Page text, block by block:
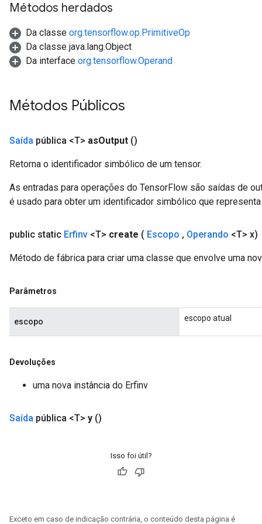
Métodos herdados
Da classe org.tensorflow.op.PrimitiveOp
Da classe java.lang.Object
Da interface org.tensorflow.Operand
Métodos Públicos
Saída pública <T> asOutput ()
Retorna o identificador simbólico de um tensor.
As entradas para operações do TensorFlow são saídas de
é usado para obter um identificador simbólico que
public static Erfinv <T> create ( Escopo , Operando <T> x)
Método de fábrica para criar uma classe que envolve uma
Parâmetros
escopo escopo atual
Devoluções
uma nova instância do Erfinv
Saída pública <T> y ()
Isso foi útil?
Exceto em caso de indicação contrária, o conteúdo desta página é